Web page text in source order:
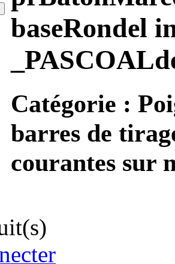
baseRondel
Catégorie :
barres de
courantes sur